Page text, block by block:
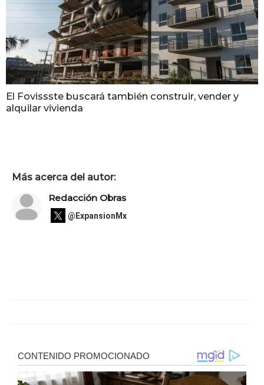
El Fovissste buscará también construir, vender y
alquilar vivienda
Más acerca del autor:
Redacción Obras
@ExpansionMx